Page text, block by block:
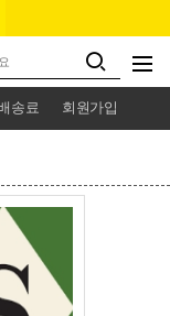
송료 회원가입